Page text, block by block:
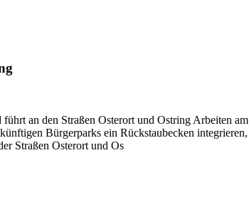
an den Straßen Osterort und Ostring Arbeiten
Bürgerparks ein Rückstaubecken
Straßen Osterort und Os